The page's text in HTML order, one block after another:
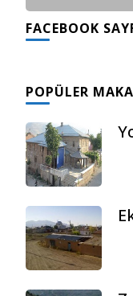
FACEBOOK
POPÜLER